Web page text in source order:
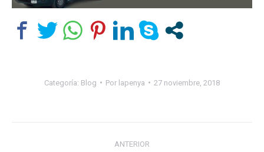
Categoría: Blog Por lapenya 27 noviembre, 2018
ANTERIOR